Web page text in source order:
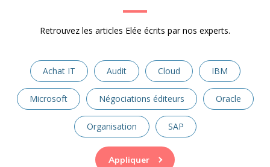
Retrouvez les articles Elée écrits par nos experts.
Achat IT Audit Cloud IBM
Microsoft Négociations éditeurs Oracle
Organisation SAP
Appliquer